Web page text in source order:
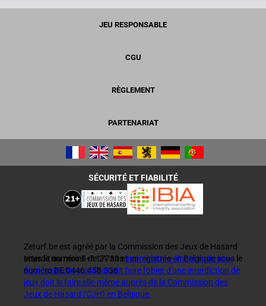
JEU RESPONSABLE
CGU
RÈGLEMENT
PARTENARIAT
SÉCURITÉ ET FIABILITÉ
Zeturf.be est agréé par la Commission des Jeux de Hasard
sous le numéro F+117739 et enregistrée en Belgique sous le
numéro BE 0446.458.336.
Interdit au moins de 21 ansinterdiction volontaire de jeux
Toute personne souhaitant faire l'objet d'une interdiction de
jeux doit le faire elle-même auprès de la Commission des
Jeux de Hasard (CJH) en Belgique.